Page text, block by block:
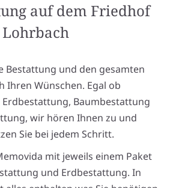
auf dem Friedhof
Lohrbach
Bestattung und den gesamten
Ihren Wünschen. Egal ob
Baumbestattung
wir hören Ihnen zu und
Sie bei jedem Schritt.
mit jeweils einem Paket
und Erdbestattung. In